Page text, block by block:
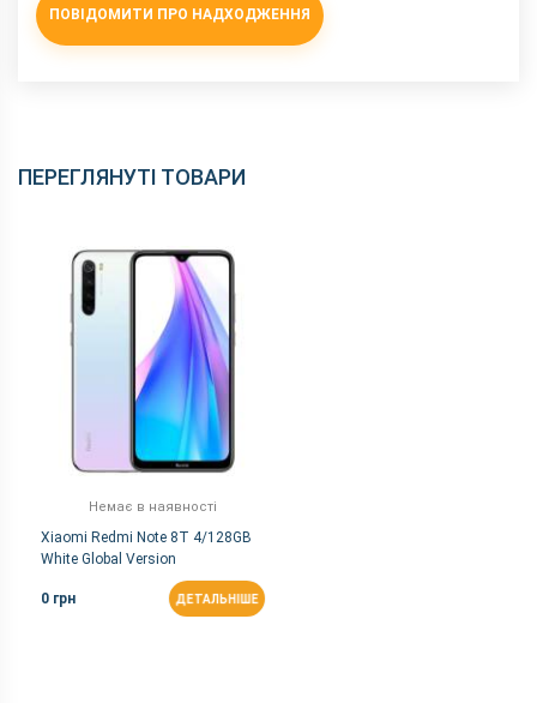
ПОВІДОМИТИ ПРО НАДХОДЖЕННЯ
ПЕРЕГЛЯНУТІ ТОВАРИ
Немає в наявності
Xiaomi Redmi Note 8T 4/128GB
White Global Version
0 грн ДЕТАЛЬНІШЕ